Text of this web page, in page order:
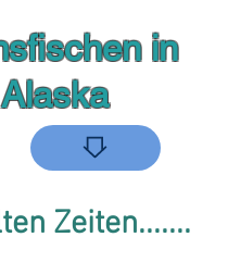
in
Alaska
Zeiten.......